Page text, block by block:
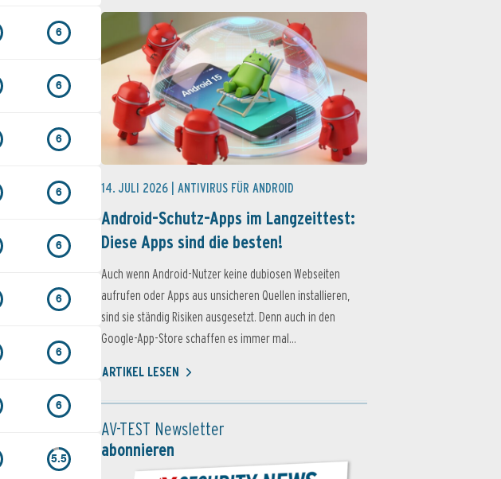
6
6
6
6
6
6
6
6
5.5
14. JULI 2026 | ANTIVIRUS FÜR ANDROID
Android-Schutz-Apps im Langzeittest:
Diese Apps sind die besten!
Auch wenn Android-Nutzer keine dubiosen Webseiten
aufrufen oder Apps aus unsicheren Quellen installieren,
sind sie ständig Risiken ausgesetzt. Denn auch in den
Google-App-Store schaffen es immer mal...
ARTIKEL LESEN
AV-TEST Newsletter
abonnieren